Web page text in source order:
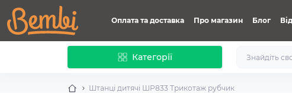
Оплата та доставка Про магазин Блог
Категорії
Штанці дитячі ШР833 Трикотаж рубчик